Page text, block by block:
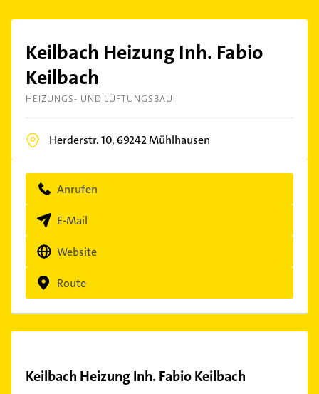
Keilbach Heizung Inh. Fabio
Keilbach
HEIZUNGS- UND LÜFTUNGSBAU
Herderstr. 10, 69242Mühlhausen
Anrufen
E-Mail
Website
Route
Keilbach Heizung Inh. Fabio Keilbach